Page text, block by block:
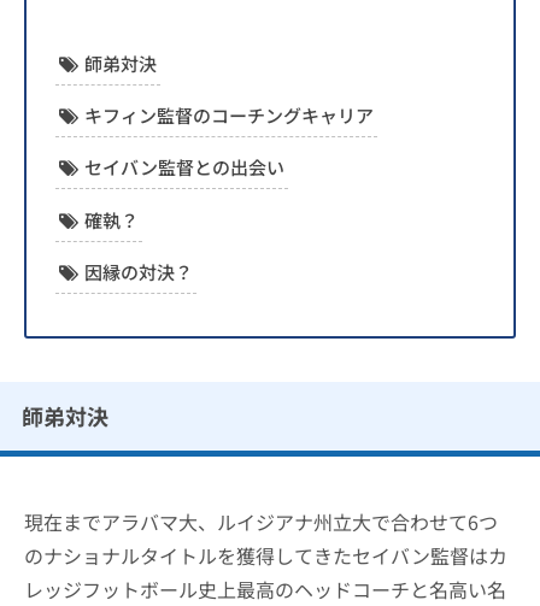
師弟対決
キフィン監督のコーチングキャリア
セイバン監督との出会い
確執？
因縁の対決？
師弟対決
現在までアラバマ大、ルイジアナ州立大で合わせて6つ
のナショナルタイトルを獲得してきたセイバン監督はカ
レッジフットボール史上最高のヘッドコーチと名高い名